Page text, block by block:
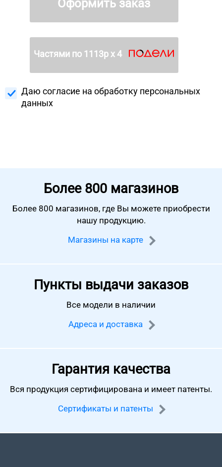
Оформить заказ
Частями по 1113р х 4
Даю согласие на обработку персональных
данных
Более 800 магазинов
Более 800 магазинов, где Вы можете приобрести
нашу продукцию.
Магазины на карте
Пункты выдачи заказов
Все модели в наличии
Адреса и доставка
Гарантия качества
Вся продукция сертифицирована и имеет патенты.
Сертификаты и патенты